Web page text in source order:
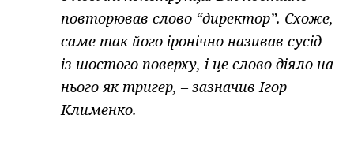
повторював слово “директор”. Схоже,
саме так його іронічно називав сусід
із шостого поверху, і це слово діяло на
нього як тригер, – зазначив Ігор
Клименко.